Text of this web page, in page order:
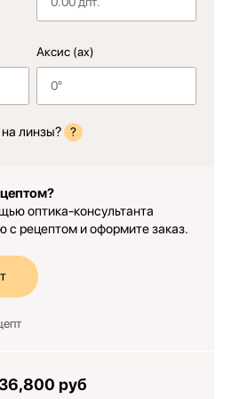
Аксис (ax)
линзы? ?
оптика-консультанта
с рецептом и оформите заказ.
руб